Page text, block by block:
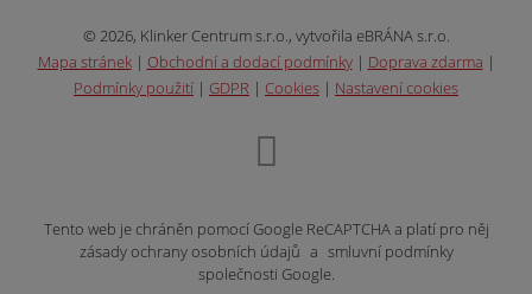
© 2026, Klinker Centrum s.r.o., vytvořila eBRÁNA s.r.o.
Mapa stránek| Obchodní a dodací podmínky| Doprava zdarma |
Podmínky použití | GDPR | Cookies | Nastavení cookies
Tento web je chráněn pomocí Google ReCAPTCHA a platí pro něj
zásady ochrany osobních údajů a smluvní podmínky
společnosti Google.